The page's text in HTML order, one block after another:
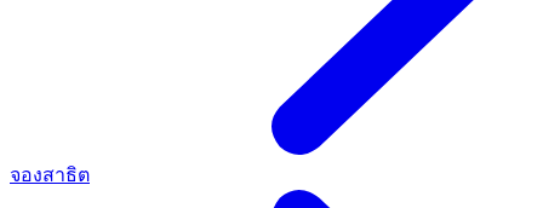
จองสาธิต